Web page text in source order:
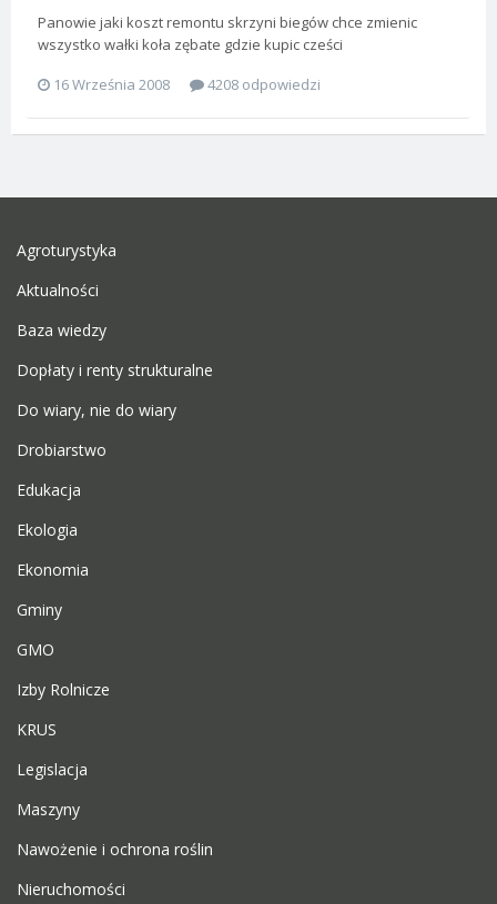
Panowie jaki koszt remontu skrzyni biegów chce zmienic
wszystko wałki koła zębate gdzie kupic cześci
16 Września 2008
4208 odpowiedzi
Agroturystyka
Aktualności
Baza wiedzy
Dopłaty i renty strukturalne
Do wiary, nie do wiary
Drobiarstwo
Edukacja
Ekologia
Ekonomia
Gminy
GMO
Izby Rolnicze
KRUS
Legislacja
Maszyny
Nawożenie i ochrona roślin
Nieruchomości